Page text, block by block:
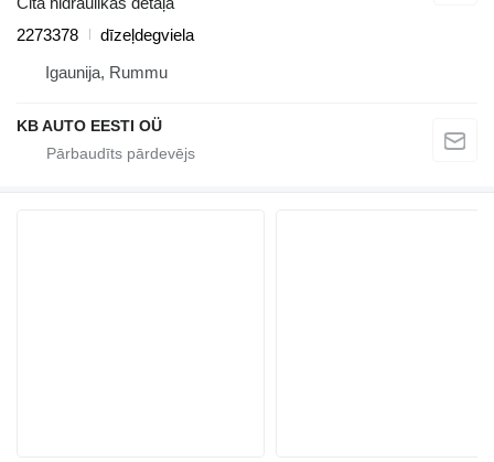
2273378
dīzeļdegviela
Igaunija, Rummu
KB AUTO EESTI OÜ